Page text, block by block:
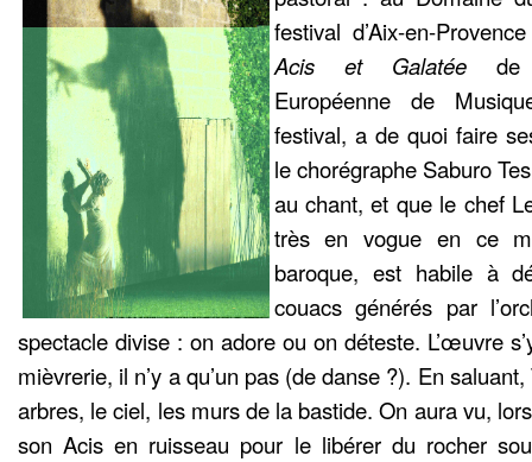
festival d’Aix-en-
Acis et Galatée de
Européenne de
festival, a de quoi faire
le chorégraphe Saburo
au chant, et que le chef
très en vogue en ce
baroque, est habile à
couacs générés par
spectacle divise : on adore ou on déteste. L’œuvre
mièvrerie, il n’y a qu’un pas (de danse ?). En
arbres, le ciel, les murs de la bastide. On aura vu,
son Acis en ruisseau pour le libérer du rocher